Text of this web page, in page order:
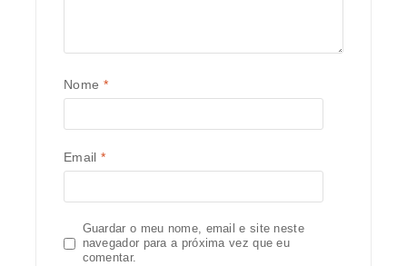
Nome *
Email *
Guardar o meu nome, email e site neste
navegador para a próxima vez que eu
comentar.